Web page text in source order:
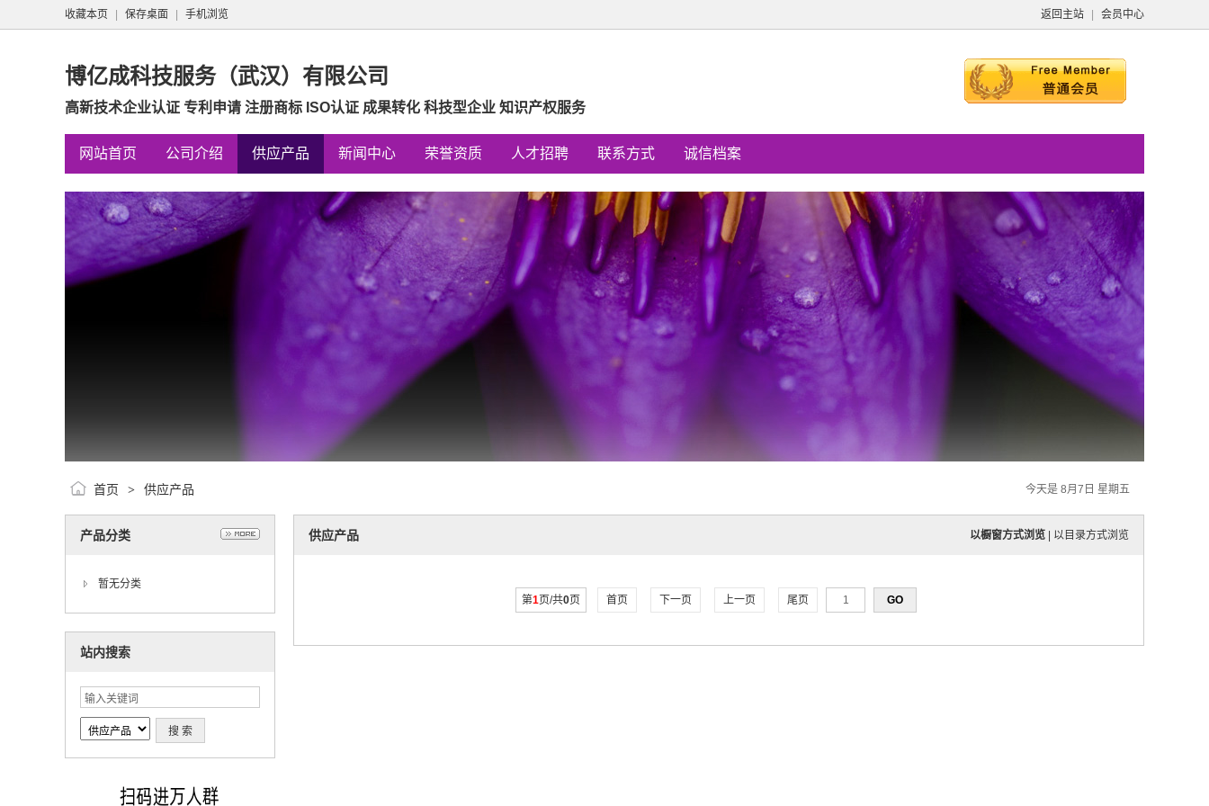
返回主站 会员中心
收藏本页 保存桌面 手机浏览
博亿成科技服务（武汉）有限公司
高新技术企业认证 专利申请 注册商标 ISO认证 成果转化 科技型企业 知识产权服务
网站首页 公司介绍 供应产品 新闻中心 荣誉资质 人才招聘 联系方式 诚信档案
今天是 8月7日 星期五
首页 > 供应产品
产品分类
暂无分类
站内搜索
以橱窗方式浏览 以目录方式浏览
供应产品
第1页/共0页 首页 下一页 上一页 尾页